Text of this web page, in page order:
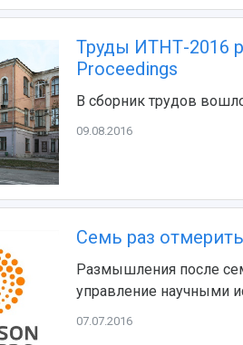
Труды ИТНТ-2016
Proceedings
В сборник трудов
09.08.2016
Семь раз отмерить
Размышления после
управление научными
07.07.2016